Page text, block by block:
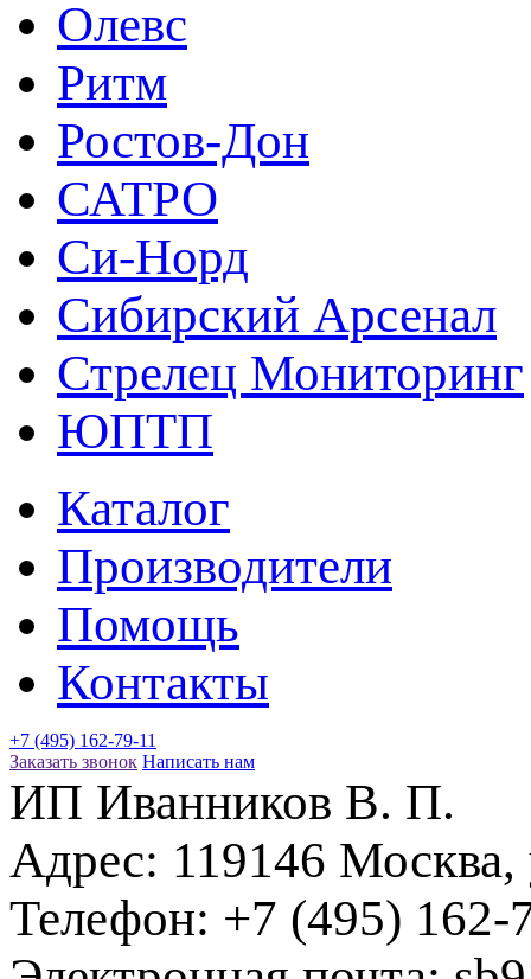
Олевс
Ритм
Ростов-Дон
САТРО
Си-Норд
Сибирский Арсенал
Стрелец Мониторинг
ЮПТП
Каталог
Производители
Помощь
Контакты
+7 (495) 162-79-11
Заказать звонок Написать нам
ИП Иванников В. П.
Адрес: 119146 Москва,
Телефон: +7 (495) 162-